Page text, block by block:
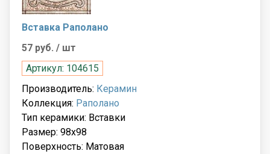
Вставка Раполано
57 руб. / шт
Артикул: 104615
Производитель: Керамин
Коллекция: Раполано
Тип керамики: Вставки
Размер: 98x98
Поверхность: Матовая